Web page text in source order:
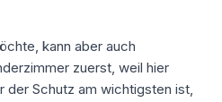
kann aber auch
zuerst, weil hier
Schutz am wichtigsten ist,